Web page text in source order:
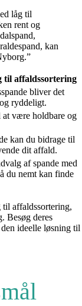
låg til
rent og
kan
til affaldssortering
bliver det
ryddeligt.
at være holdbare og
kan du bidrage til
dit affald.
af spande med
du nemt kan finde
til affaldssortering,
Besøg deres
ideelle løsning til